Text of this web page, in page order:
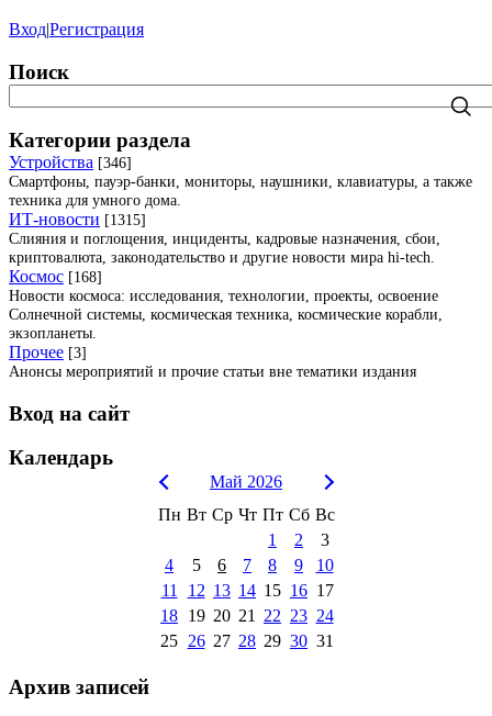
Вход|Регистрация
Поиск
Категории раздела
Устройства [346]
Смартфоны, пауэр-банки, мониторы, наушники, клавиатуры, а также
техника для умного дома.
ИТ-новости [1315]
Слияния и поглощения, инциденты, кадровые назначения, сбои,
криптовалюта, законодательство и другие новости мира hi-tech.
Космос [168]
Новости космоса: исследования, технологии, проекты, освоение
Солнечной системы, космическая техника, космические корабли,
экзопланеты.
Прочее [3]
Анонсы мероприятий и прочие статьи вне тематики издания
Вход на сайт
Календарь
Май 2026
Пн Вт Ср Чт Пт Сб Вс
1
2
3
4
5 6 7 8 9
10
11
12 13 14 15 16 17
18 19 20 21 22 23 24
25 26 27 28 29 30 31
Архив записей